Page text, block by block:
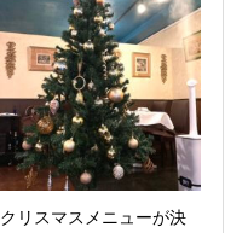
クリスマスメニューが決